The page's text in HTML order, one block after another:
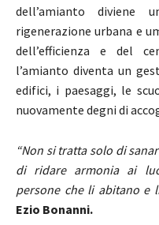
dell’amianto
rigenerazione urbana e
dell’efficienza e del
l’amianto diventa un
edifici, i paesaggi, le
nuovamente degni di
“Non si tratta solo di
di ridare armonia ai
persone che li abitano e
Ezio Bonanni.